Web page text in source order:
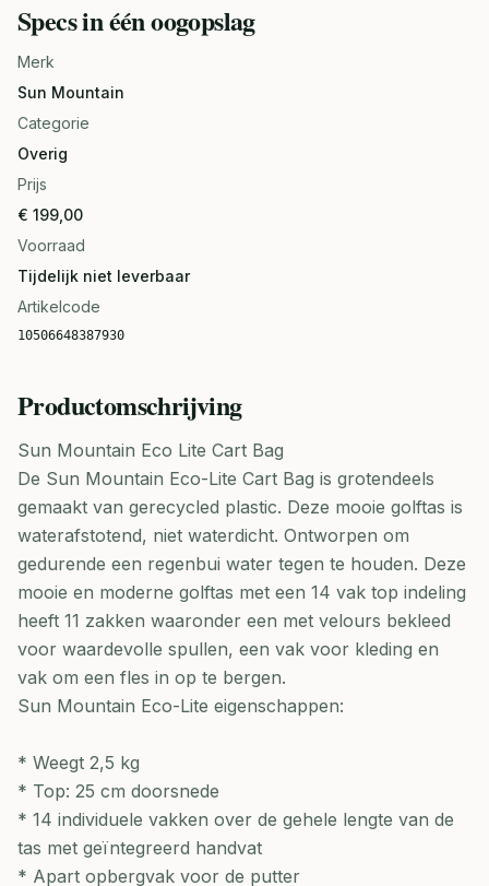
Specs in één oogopslag
Merk
Sun Mountain
Categorie
Overig
Prijs
€ 199,00
Voorraad
Tijdelijk niet leverbaar
Artikelcode
10506648387930
Productomschrijving
Sun Mountain Eco Lite Cart Bag
De Sun Mountain Eco-Lite Cart Bag is grotendeels
gemaakt van gerecycled plastic. Deze mooie golftas is
waterafstotend, niet waterdicht. Ontworpen om
gedurende een regenbui water tegen te houden. Deze
mooie en moderne golftas met een 14 vak top indeling
heeft 11 zakken waaronder een met velours bekleed
voor waardevolle spullen, een vak voor kleding en
vak om een fles in op te bergen.
Sun Mountain Eco-Lite eigenschappen:
* Weegt 2,5 kg
* Top: 25 cm doorsnede
* 14 individuele vakken over de gehele lengte van de
tas met geïntegreerd handvat
* Apart opbergvak voor de putter